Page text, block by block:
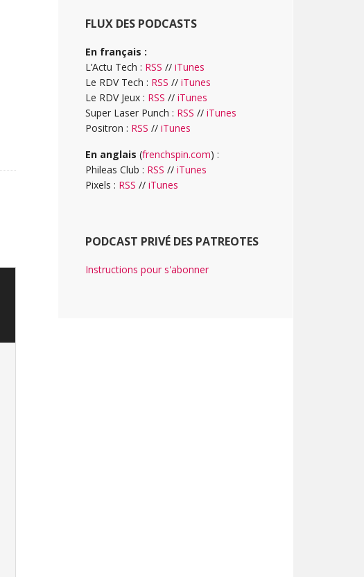
FLUX DES PODCASTS
En français :
L’Actu Tech : RSS // iTunes
Le RDV Tech : RSS // iTunes
Le RDV Jeux : RSS // iTunes
Super Laser Punch : RSS // iTunes
Positron : RSS // iTunes
En anglais (frenchspin.com) :
Phileas Club : RSS // iTunes
Pixels : RSS // iTunes
PODCAST PRIVÉ DES PATREOTES
Instructions pour s'abonner